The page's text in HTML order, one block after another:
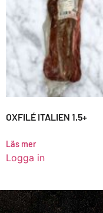
OXFILÉ ITALIEN 1,5+
Läs mer
Logga in